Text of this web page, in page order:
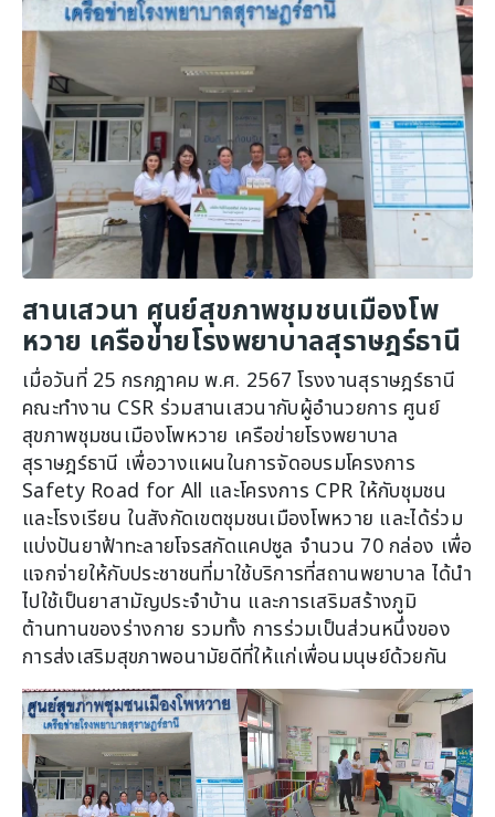
สานเสวนา ศูนย์สุขภาพชุมชนเมืองโพ
หวาย เครือข่ายโรงพยาบาลสุราษฎร์ธานี
เมื่อวันที่ 25 กรกฎาคม พ.ศ. 2567 โรงงานสุราษฎร์ธานี
คณะทำงาน CSR ร่วมสานเสวนากับผู้อำนวยการ ศูนย์
สุขภาพชุมชนเมืองโพหวาย เครือข่ายโรงพยาบาล
สุราษฎร์ธานี เพื่อวางแผนในการจัดอบรมโครงการ
Safety Road for All และโครงการ CPR ให้กับชุมชน
และโรงเรียน ในสังกัดเขตชุมชนเมืองโพหวาย และได้ร่วม
แบ่งปันยาฟ้าทะลายโจรสกัดแคปซูล จำนวน 70 กล่อง เพื่อ
แจกจ่ายให้กับประชาชนที่มาใช้บริการที่สถานพยาบาล ได้นำ
ไปใช้เป็นยาสามัญประจำบ้าน และการเสริมสร้างภูมิ
ต้านทานของร่างกาย รวมทั้ง การร่วมเป็นส่วนหนึ่งของ
การส่งเสริมสุขภาพอนามัยดีที่ให้แก่เพื่อนมนุษย์ด้วยกัน